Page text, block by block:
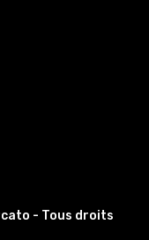
- Tous droits